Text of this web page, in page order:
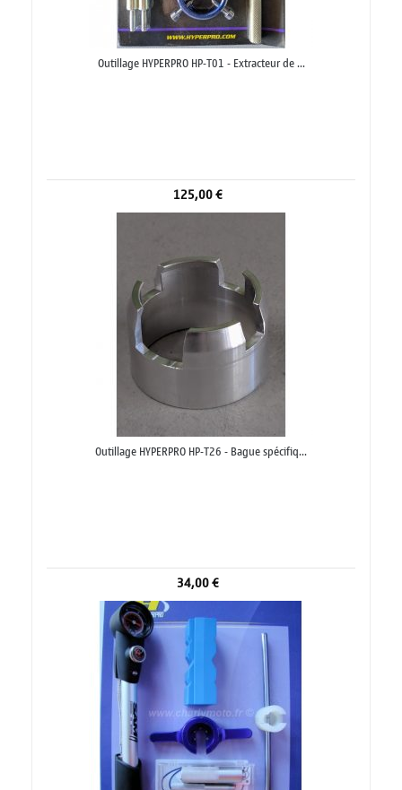
Outillage HYPERPRO HP-T01 - Extracteur de ...
125,00 €
Outillage HYPERPRO HP-T26 - Bague spécifiq...
34,00 €